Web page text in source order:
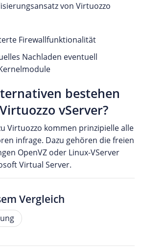
von Virtuozzo
Firewallfunktionalität
Nachladen eventuell
bestehen
vServer?
Virtuozzo kommen prinzipielle alle
infrage. Dazu gehören die freien
OpenVZ oder Linux-VServer
Virtual Server.
Vergleich